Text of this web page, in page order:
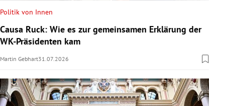
Politik von Innen
Causa Ruck: Wie es zur gemeinsamen Erklärung der
WK-Präsidenten kam
Martin Gebhart31.07.2026